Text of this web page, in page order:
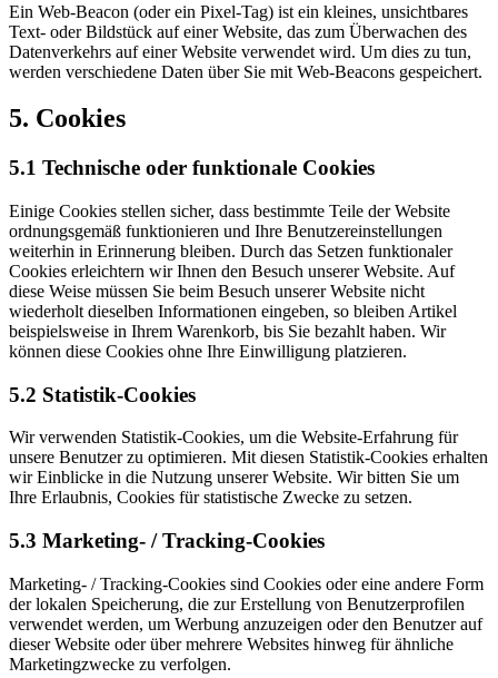
Ein Web-Beacon (oder ein Pixel-Tag) ist ein kleines, unsichtbares
Text- oder Bildstück auf einer Website, das zum Überwachen des
Datenverkehrs auf einer Website verwendet wird. Um dies zu tun,
werden verschiedene Daten über Sie mit Web-Beacons gespeichert.
5. Cookies
5.1 Technische oder funktionale Cookies
Einige Cookies stellen sicher, dass bestimmte Teile der Website
ordnungsgemäß funktionieren und Ihre Benutzereinstellungen
weiterhin in Erinnerung bleiben. Durch das Setzen funktionaler
Cookies erleichtern wir Ihnen den Besuch unserer Website. Auf
diese Weise müssen Sie beim Besuch unserer Website nicht
wiederholt dieselben Informationen eingeben, so bleiben Artikel
beispielsweise in Ihrem Warenkorb, bis Sie bezahlt haben. Wir
können diese Cookies ohne Ihre Einwilligung platzieren.
5.2 Statistik-Cookies
Wir verwenden Statistik-Cookies, um die Website-Erfahrung für
unsere Benutzer zu optimieren. Mit diesen Statistik-Cookies erhalten
wir Einblicke in die Nutzung unserer Website. Wir bitten Sie um
Ihre Erlaubnis, Cookies für statistische Zwecke zu setzen.
5.3 Marketing- / Tracking-Cookies
Marketing- / Tracking-Cookies sind Cookies oder eine andere Form
der lokalen Speicherung, die zur Erstellung von Benutzerprofilen
verwendet werden, um Werbung anzuzeigen oder den Benutzer auf
dieser Website oder über mehrere Websites hinweg für ähnliche
Marketingzwecke zu verfolgen.